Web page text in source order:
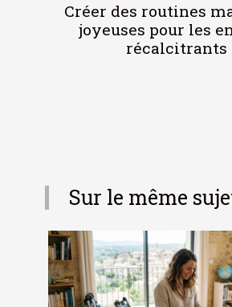
Créer des routines
joyeuses pour les
récalcitrants
Sur le même